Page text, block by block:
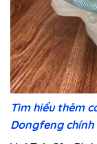
Tìm hiểu thêm
Dongfeng chính